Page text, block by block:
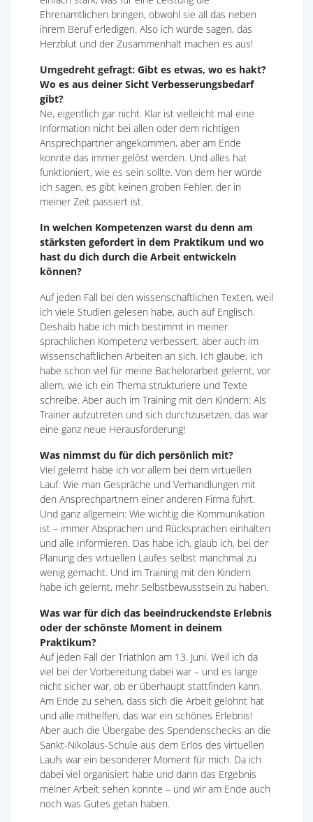
Ehrenamtlichen bringen, obwohl sie all das neben
ihrem Beruf erledigen. Also ich würde sagen, das
Herzblut und der Zusammenhalt machen es aus!
Umgedreht gefragt: Gibt es etwas, wo es hakt?
Wo es aus deiner Sicht Verbesserungsbedarf
gibt?
Ne, eigentlich gar nicht. Klar ist vielleicht mal eine
Information nicht bei allen oder dem richtigen
Ansprechpartner angekommen, aber am Ende
konnte das immer gelöst werden. Und alles hat
funktioniert, wie es sein sollte. Von dem her würde
ich sagen, es gibt keinen groben Fehler, der in
meiner Zeit passiert ist.
In welchen Kompetenzen warst du denn am
stärksten gefordert in dem Praktikum und wo
hast du dich durch die Arbeit entwickeln
können?
Auf jeden Fall bei den wissenschaftlichen Texten, weil
ich viele Studien gelesen habe, auch auf Englisch.
Deshalb habe ich mich bestimmt in meiner
sprachlichen Kompetenz verbessert, aber auch im
wissenschaftlichen Arbeiten an sich. Ich glaube, ich
habe schon viel für meine Bachelorarbeit gelernt, vor
allem, wie ich ein Thema strukturiere und Texte
schreibe. Aber auch im Training mit den Kindern: Als
Trainer aufzutreten und sich durchzusetzen, das war
eine ganz neue Herausforderung!
Was nimmst du für dich persönlich mit?
Viel gelernt habe ich vor allem bei dem virtuellen
Lauf: Wie man Gespräche und Verhandlungen mit
den Ansprechpartnern einer anderen Firma führt.
Und ganz allgemein: Wie wichtig die Kommunikation
ist – immer Absprachen und Rücksprachen einhalten
und alle Informieren. Das habe ich, glaub ich, bei der
Planung des virtuellen Laufes selbst manchmal zu
wenig gemacht. Und im Training mit den Kindern
habe ich gelernt, mehr Selbstbewusstsein zu haben.
Was war für dich das beeindruckendste Erlebnis
oder der schönste Moment in deinem
Praktikum?
Auf jeden Fall der Triathlon am 13. Juni. Weil ich da
viel bei der Vorbereitung dabei war – und es lange
nicht sicher war, ob er überhaupt stattfinden kann.
Am Ende zu sehen, dass sich die Arbeit gelohnt hat
und alle mithelfen, das war ein schönes Erlebnis!
Aber auch die Übergabe des Spendenschecks an die
Sankt-Nikolaus-Schule aus dem Erlös des virtuellen
Laufs war ein besonderer Moment für mich. Da ich
dabei viel organisiert habe und dann das Ergebnis
meiner Arbeit sehen konnte – und wir am Ende auch
noch was Gutes getan haben.